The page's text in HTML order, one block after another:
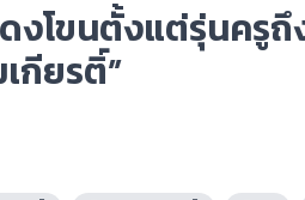
งโขนตั้งแต่รุ่นครู
กียรติ์”